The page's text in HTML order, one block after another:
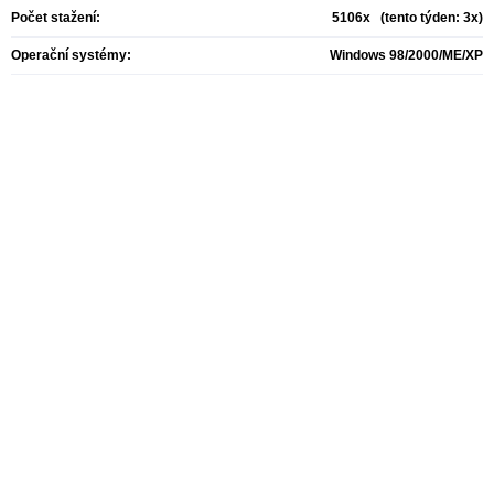
Počet stažení: 5106x (tento týden: 3x)
Operační systémy: Windows 98/2000/ME/XP